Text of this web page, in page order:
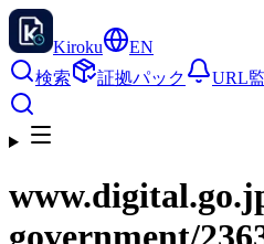
Kiroku
EN
検索
証拠パック URL